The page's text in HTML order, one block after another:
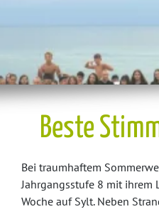
Beste
Bei traumhaftem
Jahrgangsstufe 8 mit ihrem
Woche auf Sylt. Neben